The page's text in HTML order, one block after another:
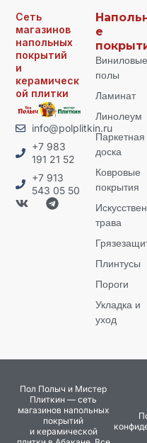
Сеть
магазинов
напольных
покрытий
и
керамическ
ой плитки
info@polplitkin.ru
+7 983
191 21 52
+7 913
543 05 50
е
Виниловые
полы
Ламинат
Линолеум
Паркетная
доска
Ковровые
покрытия
трава
Плинтусы
Пороги
Укладка и
уход
Пол Полыч и Мистер
Плиткин — сеть
магазинов напольных
покрытий
и керамической